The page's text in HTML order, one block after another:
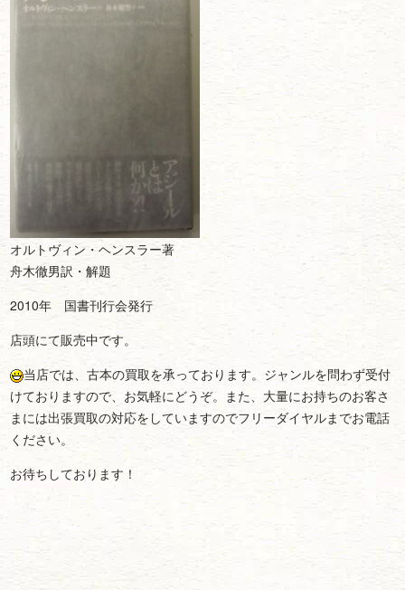
オルトヴィン・ヘンスラー著
舟木徹男訳・解題
2010年 国書刊行会発行
店頭にて販売中です。
当店では、古本の買取を承っております。ジャンルを問わず受付
けておりますので、お気軽にどうぞ。また、大量にお持ちのお客さ
まには出張買取の対応をしていますのでフリーダイヤルまでお電話
ください。
お待ちしております！